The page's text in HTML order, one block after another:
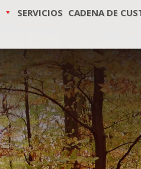
SERVICIOS CADENA DE